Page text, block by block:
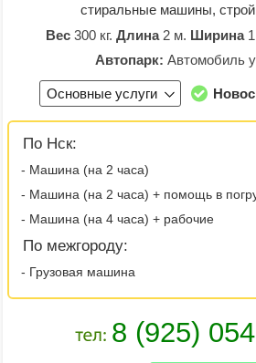
стиральные машины,
Вес300 кг. Длина2 м. Ширина1
Автопарк: Автомобиль
Основные услуги
По Нск:
- Машина (на 2 часа)
- Машина (на 2 часа) + помощь в
- Машина (на 4 часа) + рабочие
По межгороду:
- Грузовая машина